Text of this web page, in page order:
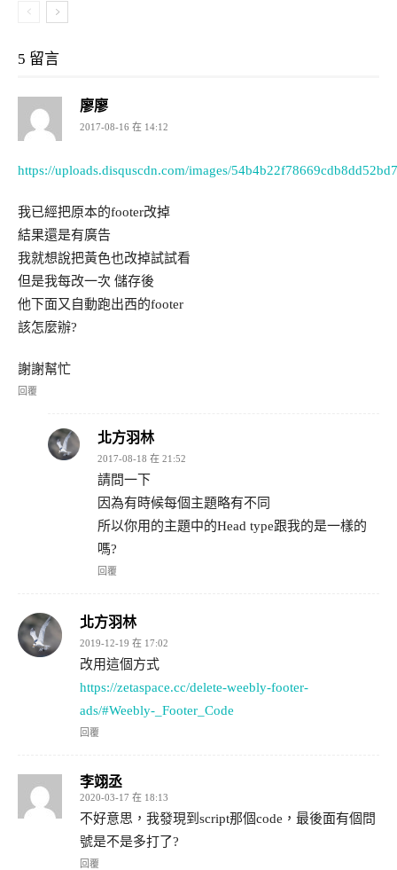
5 留言
廖廖
2017-08-16 在 14:12
https://uploads.disquscdn.com/images/
我已經把原本的footer改掉
結果還是有廣告
我就想說把黃色也改掉試試看
但是我每改一次 儲存後
他下面又自動跑出西的footer
該怎麼辦?
謝謝幫忙
回覆
北方羽林
2017-08-18 在 21:52
請問一下
因為有時候每個主題略有不同
所以你用的主題中的Head type跟我的是一樣的
嗎?
回覆
北方羽林
2019-12-19 在 17:02
改用這個方式
https://zetaspace.cc/delete-weebly-footer-
ads/#Weebly-_Footer_Code
回覆
李翊丞
2020-03-17 在 18:13
不好意思，我發現到script那個code，最後面有個問
號是不是多打了?
回覆